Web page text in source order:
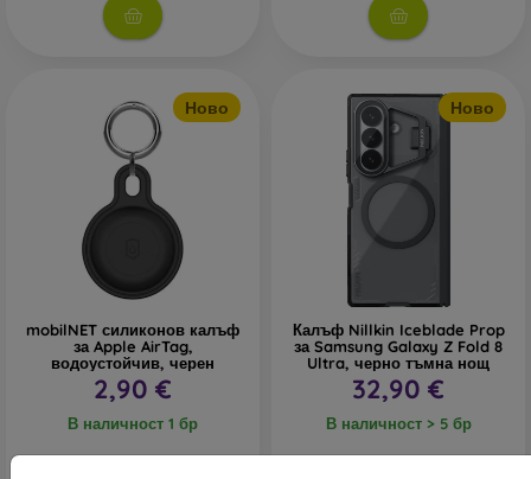
Ново
mobilNET силиконов калъф
за Apple AirTag,
водоустойчив, черен
2,90 €
В наличност 1 бр
Ново
Калъф Nillkin Iceblade Prop
за Samsung Galaxy Z Fold 8
Ultra, черно тъмна нощ
32,90 €
В наличност > 5 бр